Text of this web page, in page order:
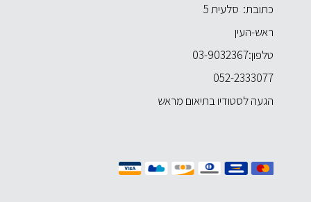
כתובת: סלעית 5
ראש-העין
טלפון:03-9032367
052-2333077
הגעה לסטודיו בתיאום מראש